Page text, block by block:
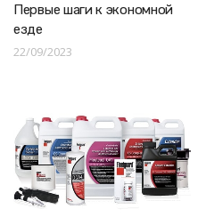
Первые шаги к экономной
езде
22/09/2023